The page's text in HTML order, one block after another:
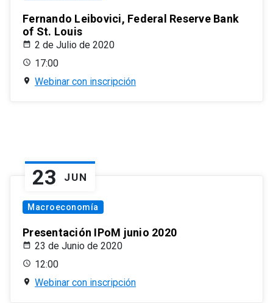
Fernando Leibovici, Federal Reserve Bank
of St. Louis
2 de Julio de 2020
17:00
Webinar con inscripción
23 JUN
Macroeconomía
Presentación IPoM junio 2020
23 de Junio de 2020
12:00
Webinar con inscripción